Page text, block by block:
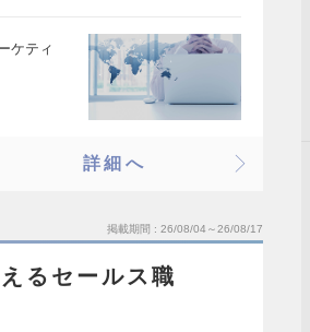
ケティ
詳細へ
掲載期間 26/08/04～26/08/17
るセールス職